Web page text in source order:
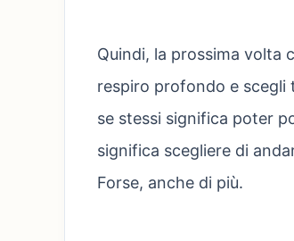
Quindi, la prossima volta
respiro profondo e scegli
se stessi significa poter
significa scegliere di
Forse, anche di più.